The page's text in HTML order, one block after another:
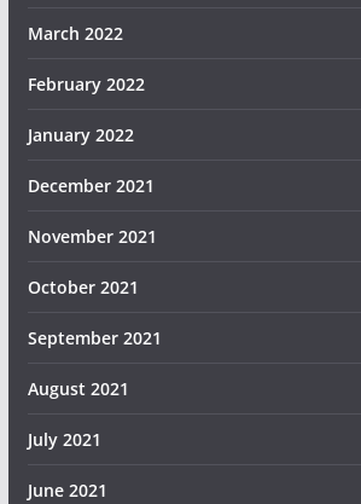
March 2022
February 2022
January 2022
December 2021
November 2021
October 2021
September 2021
August 2021
July 2021
June 2021